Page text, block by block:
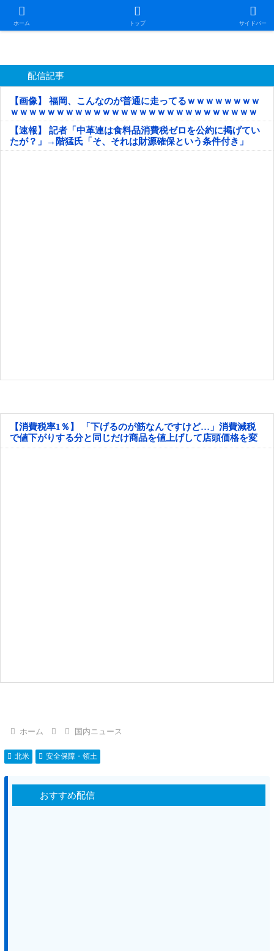
ホーム トップ サイドバー
日本第一！ニュース録
配信記事
【画像】 福岡、こんなのが普通に走ってるｗｗｗｗｗｗｗｗ
ｗｗｗｗｗｗｗｗｗｗｗｗｗｗｗｗｗｗｗｗｗｗｗｗｗｗｗ
ｗｗｗｗｗ
【速報】 記者「中革連は食料品消費税ゼロを公約に掲げてい
たが？」→階猛氏「そ、それは財源確保という条件付き」
【消費税率1％】 「下げるのが筋なんですけど…」消費減税
で値下がりする分と同じだけ商品を値上げして店頭価格を変
えない店も
ホーム 国内ニュース
北米 安全保障・領土
おすすめ配信